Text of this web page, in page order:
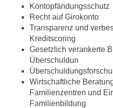
Kontopfändungsschutz
Recht auf Girokonto
Transparenz und
Kreditscoring
Gesetzlich verankerte
Überschuldun
Wirtschaftliche
Familienzentren und
Familienbildung